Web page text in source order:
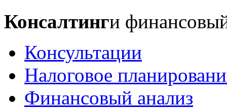
Консалтинги
Консультации
Налоговое
Финансовый анализ